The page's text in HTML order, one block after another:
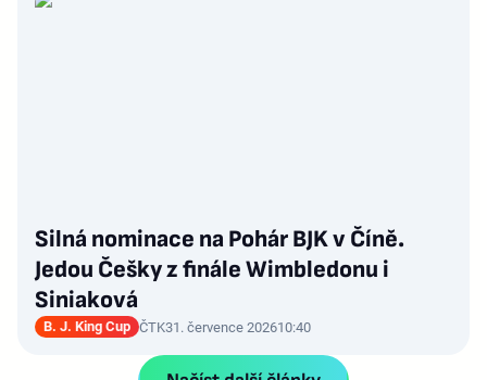
Silná nominace na Pohár BJK v Číně.
Jedou Češky z finále Wimbledonu i
Siniaková
B. J. King Cup ČTK31. července 202610:40